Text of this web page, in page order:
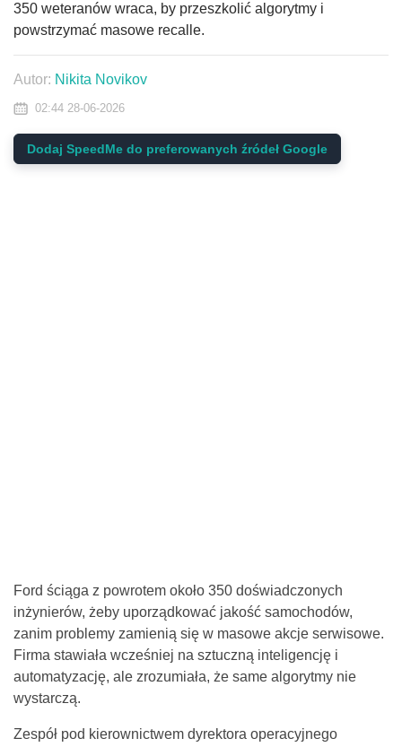
350 weteranów wraca, by przeszkolić algorytmy i
powstrzymać masowe recalle.
Autor: Nikita Novikov
02:44 28-06-2026
Dodaj SpeedMe do preferowanych źródeł Google
Ford ściąga z powrotem około 350 doświadczonych
inżynierów, żeby uporządkować jakość samochodów,
zanim problemy zamienią się w masowe akcje serwisowe.
Firma stawiała wcześniej na sztuczną inteligencję i
automatyzację, ale zrozumiała, że same algorytmy nie
wystarczą.
Zespół pod kierownictwem dyrektora operacyjnego